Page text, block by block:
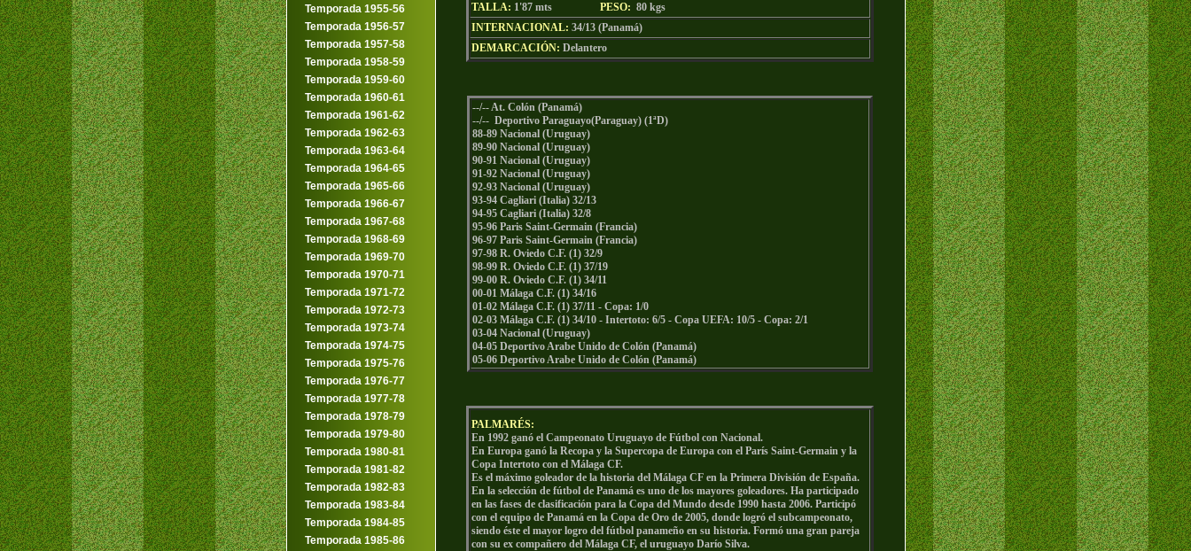
Temporada 1955-56
Temporada 1956-57
Temporada 1957-58
Temporada 1958-59
Temporada 1959-60
Temporada 1960-61
Temporada 1961-62
Temporada 1962-63
Temporada 1963-64
Temporada 1964-65
Temporada 1965-66
Temporada 1966-67
Temporada 1967-68
Temporada 1968-69
Temporada 1969-70
Temporada 1970-71
Temporada 1971-72
Temporada 1972-73
Temporada 1973-74
Temporada 1974-75
Temporada 1975-76
Temporada 1976-77
Temporada 1977-78
Temporada 1978-79
Temporada 1979-80
Temporada 1980-81
Temporada 1981-82
Temporada 1982-83
Temporada 1983-84
Temporada 1984-85
Temporada 1985-86
TALLA: 1'87 mts PESO: 80 kgs
INTERNACIONAL: 34/13 (Panamá)
DEMARCACIÓN: Delantero
--/-- At. Colón (Panamá)
--/-- Deportivo Paraguayo(Paraguay) (1ªD)
88-89 Nacional (Uruguay)
89-90 Nacional (Uruguay)
90-91 Nacional (Uruguay)
91-92 Nacional (Uruguay)
92-93 Nacional (Uruguay)
93-94 Cagliari (Italia) 32/13
94-95 Cagliari (Italia) 32/8
95-96 Paris Saint-Germain (Francia)
96-97 Paris Saint-Germain (Francia)
97-98 R. Oviedo C.F. (1) 32/9
98-99 R. Oviedo C.F. (1) 37/19
99-00 R. Oviedo C.F. (1) 34/11
00-01 Málaga C.F. (1) 34/16
01-02 Málaga C.F. (1) 37/11 - Copa: 1/0
02-03 Málaga C.F. (1) 34/10 - Intertoto: 6/5 - Copa UEFA: 10/5 - Copa: 2/1
03-04 Nacional (Uruguay)
04-05 Deportivo Arabe Unido de Colón (Panamá)
05-06 Deportivo Arabe Unido de Colón (Panamá)
PALMARÉS:
En 1992 ganó el Campeonato Uruguayo de Fútbol con Nacional.
En Europa ganó la Recopa y la Supercopa de Europa con el París Saint-Germain y la
Copa Intertoto con el Málaga CF.
Es el máximo goleador de la historia del Málaga CF en la Primera División de España.
En la selección de fútbol de Panamá es uno de los mayores goleadores. Ha participado
en las fases de clasificación para la Copa del Mundo desde 1990 hasta 2006. Participó
con el equipo de Panamá en la Copa de Oro de 2005, donde logró el subcampeonato,
siendo éste el mayor logro del fútbol panameño en su historia. Formó una gran pareja
con su ex compañero del Málaga CF, el uruguayo Darío Silva.